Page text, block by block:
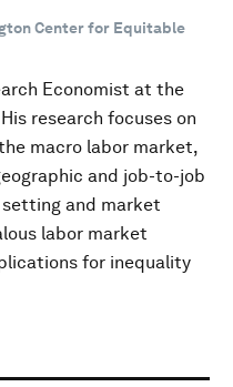
Center for Equitable
Economist at the
research focuses on
macro labor market,
and job-to-job
and market
labor market
for inequality